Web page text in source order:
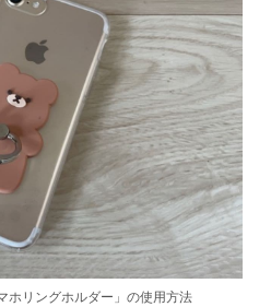
ホリングホルダー」の使用方法